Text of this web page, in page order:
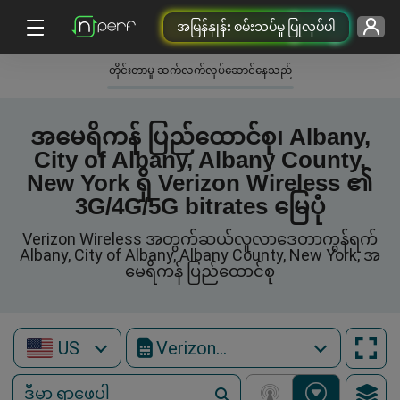
အမြန်နှုန်း စမ်းသပ်မှု ပြုလုပ်ပါ
တိုင်းတာမှု ဆက်လက်လုပ်ဆောင်နေသည်
အမေရိကန် ပြည်ထောင်စု၊ Albany,
City of Albany, Albany County,
New York ရှိ Verizon Wireless ၏
3G/4G/5G bitrates မြေပုံ
Verizon Wireless အတွက်ဆယ်လူလာဒေတာကွန်ရက်
Albany, City of Albany, Albany County, New York, အ
မေရိကန် ပြည်ထောင်စု
US Verizon Wireless